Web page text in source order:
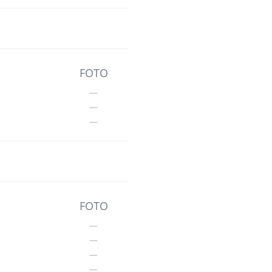
FOTO
—
—
—
FOTO
—
—
—
—